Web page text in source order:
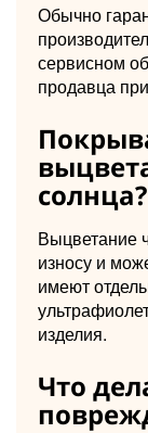
Обычно
сервисном
продавца
солнца?
Выцветание
износу и
имеют
изделия.
Что